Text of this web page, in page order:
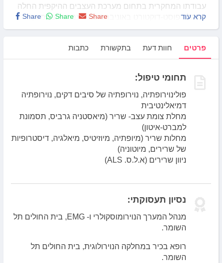
עבודתו המחקרית בתחום מערכת העצבים ההיקפית החלה
במהלך פוסט-דוקטורט באוניברסיטה העברית ובהמשך
בהתמחות על במרכז למחלות נוירומוסקולריות של
Share Share Share קרא עוד
פרטים חוות דעת בתקשורת כתבות
תחומי טיפול:
פולינוירופתיה, נוירופתיה של סיבים דקים, נוירופתיה
דמיאלינטיבית
מחלת צומת עצב- שריר (מיאסטניה גרביס, תסמונת
למברט-איטון)
מחלות שריר (מיופתיה, מיוזיטיס, מיאלגיה, דיסטרופיות
של שרירים, מיוטוניה)
ניוון שרירים (א.ל.ס. ALS)
נסיון תעסוקתי:
מנהל המערך הנוירומוסקולרי ו- EMG, בית החולים תל
השומר.
רופא בכיר במחלקה הנוירולוגית, בית החולים תל
השומר.